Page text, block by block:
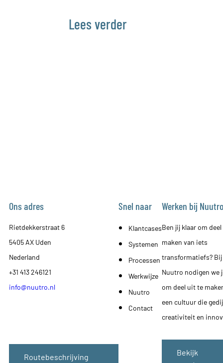
Lees verder
Ons adres
Rietdekkerstraat 6
5405 AX Uden
Nederland
+31 413 246121
info@nuutro.nl
Routebeschrijving
Snel naar
Klantcases
Systemen
Processen
Werkwijze
Nuutro
Contact
Werken bij Nuutro
Ben jij klaar om
maken van iets
transformatiefs? Bij
Nuutro nodigen we
om deel uit te
een cultuur die
creativiteit en
Bekijk